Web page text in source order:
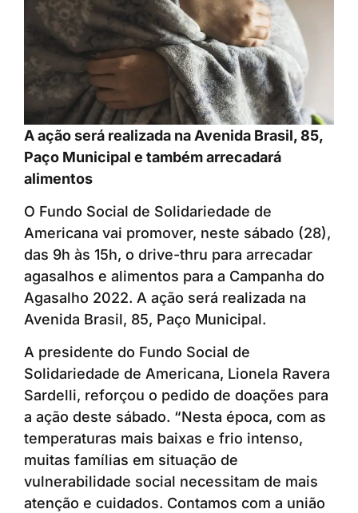
A ação será realizada na Avenida Brasil, 85,
Paço Municipal e também arrecadará
alimentos
O Fundo Social de Solidariedade de
Americana vai promover, neste sábado (28),
das 9h às 15h, o drive-thru para arrecadar
agasalhos e alimentos para a Campanha do
Agasalho 2022. A ação será realizada na
Avenida Brasil, 85, Paço Municipal.
A presidente do Fundo Social de
Solidariedade de Americana, Lionela Ravera
Sardelli, reforçou o pedido de doações para
a ação deste sábado. “Nesta época, com as
temperaturas mais baixas e frio intenso,
muitas famílias em situação de
vulnerabilidade social necessitam de mais
atenção e cuidados. Contamos com a união